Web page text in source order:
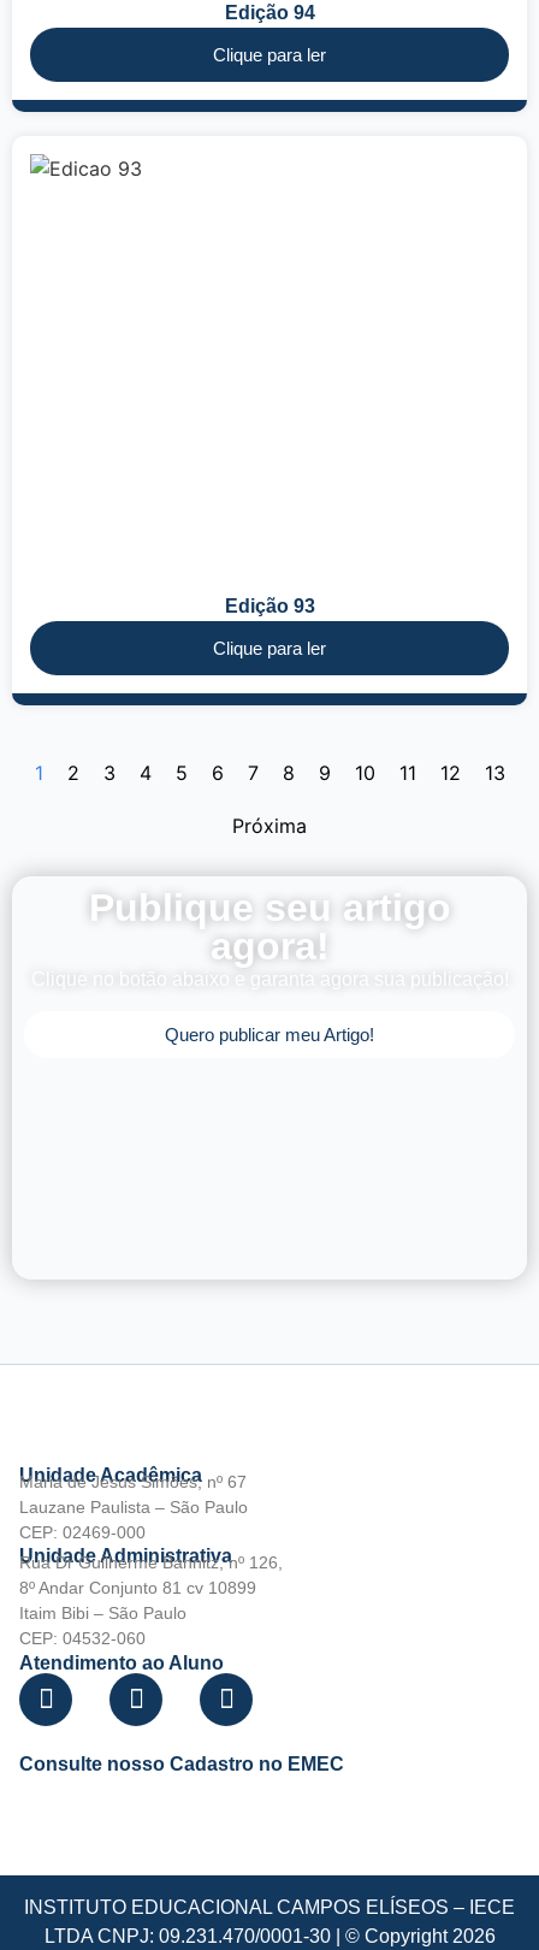
Edição 94
Clique para ler
Edição 93
Clique para ler
1 2 3 4 5 6 7 8 9 10 11 12 13
Próxima
Publique seu artigo
agora!
Clique no botão abaixo e garanta agora sua publicação!
Quero publicar meu Artigo!
Unidade Acadêmica
Maria de Jesus Simões, nº 67
Lauzane Paulista – São Paulo
CEP: 02469-000
Unidade Administrativa
Rua Dr Guilherme Bannitz, nº 126,
8º Andar Conjunto 81 cv 10899
Itaim Bibi – São Paulo
CEP: 04532-060
Atendimento ao Aluno
Consulte nosso Cadastro no EMEC
INSTITUTO EDUCACIONAL CAMPOS ELÍSEOS – IECE
LTDA CNPJ: 09.231.470/0001-30 | © Copyright 2026